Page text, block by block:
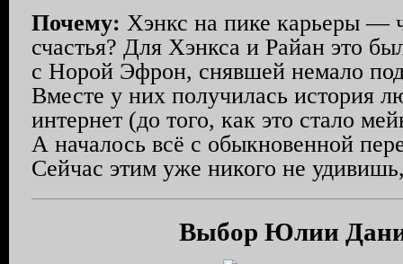
Почему: Хэнкс на пике карьеры —
счастья? Для Хэнкса и Райан это
с Норой Эфрон, снявшей немало
Вместе у них получилась история
интернет (до того, как это стало
А началось всё с обыкновенной
Сейчас этим уже никого не
Выбор Юлии